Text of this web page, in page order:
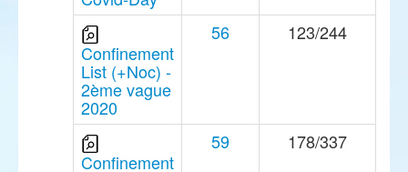
Confinement
List (+Noc) -
2ème vague
2020
56 123/244
Confinement
59 178/337